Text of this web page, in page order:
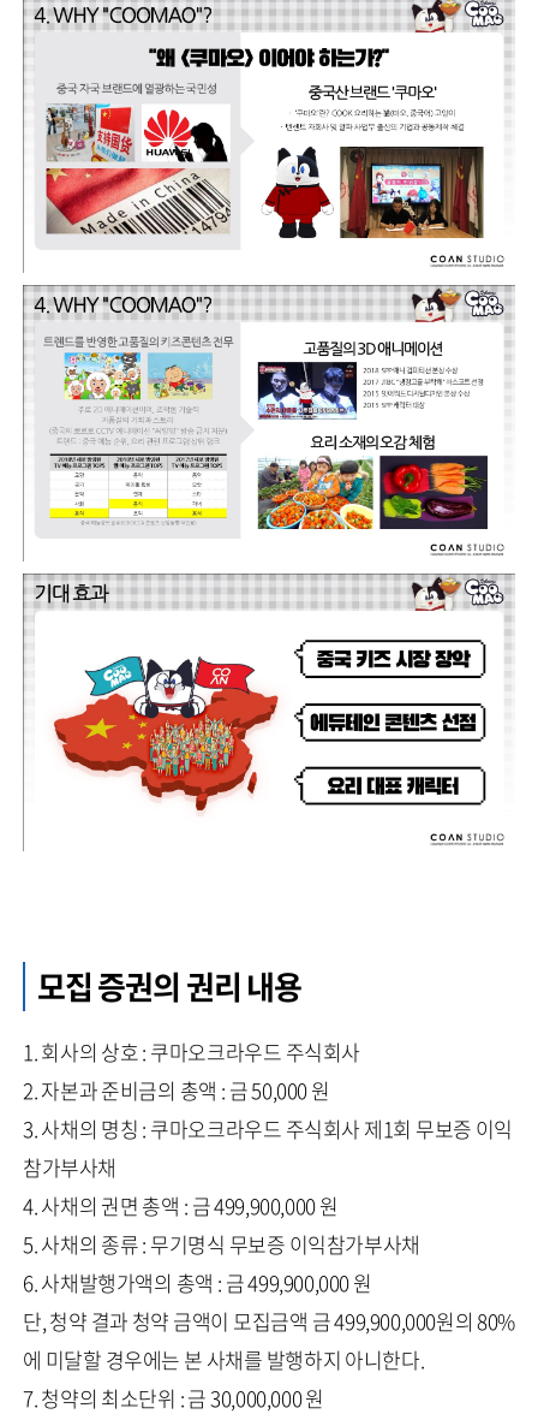
모집 증권의 권리 내용
1. 회사의 상호 : 쿠마오크라우드 주식회사
2. 자본과 준비금의 총액 : 금 50,000 원
3. 사채의 명칭 : 쿠마오크라우드 주식회사 제1회 무보증 이익
참가부사채
4. 사채의 권면 총액 : 금 499,900,000 원
5. 사채의 종류 : 무기명식 무보증 이익참가부사채
6. 사채발행가액의 총액 : 금 499,900,000 원
단, 청약 결과 청약 금액이 모집금액 금 499,900,000원의 80%
에 미달할 경우에는 본 사채를 발행하지 아니한다.
7. 청약의 최소단위 : 금 30,000,000 원